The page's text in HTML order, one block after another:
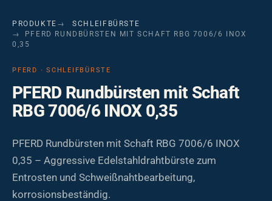
PRODUKTE
SCHLEIFBÜRSTE
PFERD RUNDBÜRSTEN MIT SCHAFT RBG 7006/6 INOX
0,35
PFERD · SCHLEIFBÜRSTE
PFERD Rundbürsten mit Schaft
RBG 7006/6 INOX 0,35
PFERD Rundbürsten mit Schaft RBG 7006/6 INOX
0,35 – Aggressive Edelstahldrahtbürste zum
Entrosten und Schweißnahtbearbeitung,
korrosionsbeständig.